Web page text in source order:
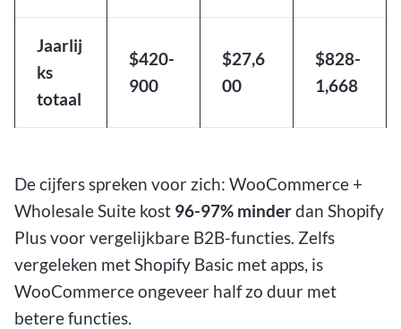
Jaarlij
ks
totaal
$420-
900
$27,6
00
$828-
1,668
De cijfers spreken voor zich: WooCommerce +
Wholesale Suite kost 96-97% minderdan Shopify
Plus voor vergelijkbare B2B-functies. Zelfs
vergeleken met Shopify Basic met apps, is
WooCommerce ongeveer half zo duur met
betere functies.